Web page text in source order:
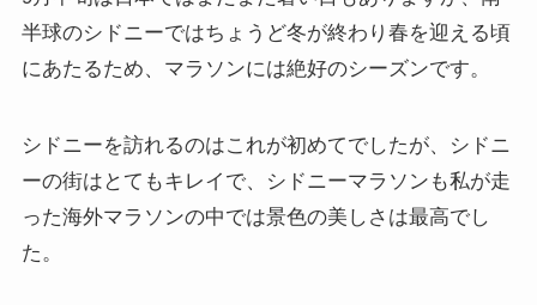
半球のシドニーではちょうど冬が終わり春を迎える頃
にあたるため、マラソンには絶好のシーズンです。
シドニーを訪れるのはこれが初めてでしたが、シドニ
ーの街はとてもキレイで、シドニーマラソンも私が走
った海外マラソンの中では景色の美しさは最高でし
た。